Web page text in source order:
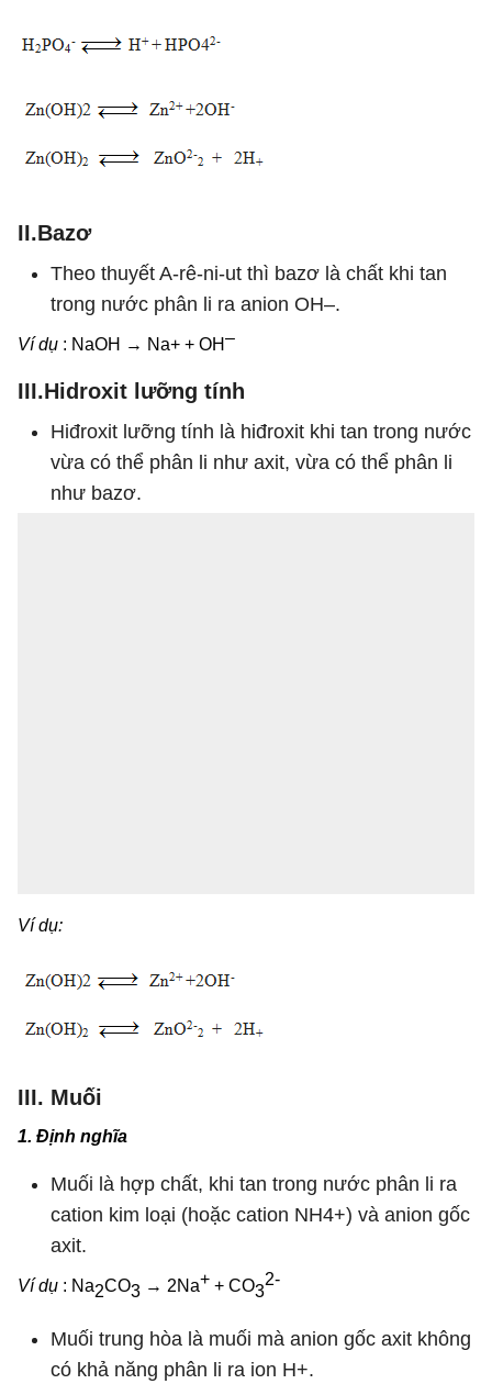
II.Bazơ
Theo thuyết A-rê-ni-ut thì bazơ là chất khi tan
trong nước phân li ra anion OH–.
Ví dụ : NaOH → Na+ + OH–
III.Hidroxit lưỡng tính
Hiđroxit lưỡng tính là hiđroxit khi tan trong nước
vừa có thể phân li như axit, vừa có thể phân li
như bazơ.
Ví dụ:
III. Muối
1. Định nghĩa
Muối là hợp chất, khi tan trong nước phân li ra
cation kim loại (hoặc cation NH4+) và anion gốc
axit.
Ví dụ : Na2CO3 → 2Na+ + CO3
2-
Muối trung hòa là muối mà anion gốc axit không
có khả năng phân li ra ion H+.